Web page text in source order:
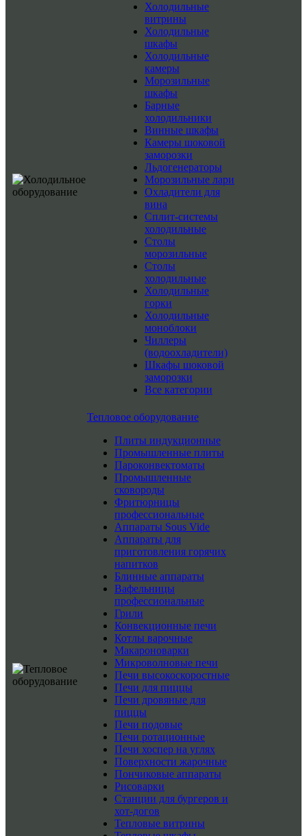
Холодильные
витрины
Холодильные
шкафы
Холодильные
камеры
Морозильные
шкафы
Барные
холодильники
Винные шкафы
Камеры шоковой
заморозки
Льдогенераторы
Морозильные лари
Охладители для
вина
Сплит-системы
холодильные
Столы
морозильные
Столы
холодильные
Холодильные
горки
Холодильные
моноблоки
Чиллеры
(водоохладители)
Шкафы шоковой
заморозки
Все категории
Тепловое оборудование
Плиты индукционные
Промышленные плиты
Пароконвектоматы
Промышленные
сковороды
Фритюрницы
профессиональные
Аппараты Sous Vide
Аппараты для
приготовления горячих
напитков
Блинные аппараты
Вафельницы
профессиональные
Грили
Конвекционные печи
Котлы варочные
Макароноварки
Микроволновые печи
Печи высокоскоростные
Печи для пиццы
Печи дровяные для
пиццы
Печи подовые
Печи ротационные
Печи хоспер на углях
Поверхности жарочные
Пончиковые аппараты
Рисоварки
Станции для бургеров и
хот-догов
Тепловые витрины